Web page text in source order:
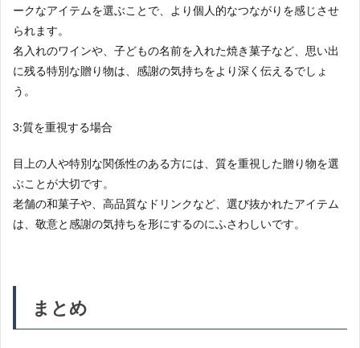
ークなアイテムを選ぶことで、より個人的なつながりを感じさせ
られます。
名入れのワインや、子どもの名前を入れた焼き菓子など、思い出
に残る特別な贈り物は、感謝の気持ちをより深く伝えるでしょ
う。
3:質を重視する場合
目上の人や特別な関係性のある方には、質を重視した贈り物を選
ぶことが大切です。
老舗の和菓子や、高品質なドリンクなど、選び抜かれたアイテム
は、敬意と感謝の気持ちを形にするのにふさわしいです。
まとめ